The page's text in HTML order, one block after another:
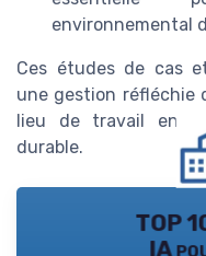
environnemental
Ces études de cas
une gestion réfléchie
lieu de travail en
durable.
TOP
IA